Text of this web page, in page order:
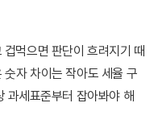
먹으면 판단이 흐려지기 때
자 차이는 작아도 세율 구
과세표준부터 잡아봐야 해